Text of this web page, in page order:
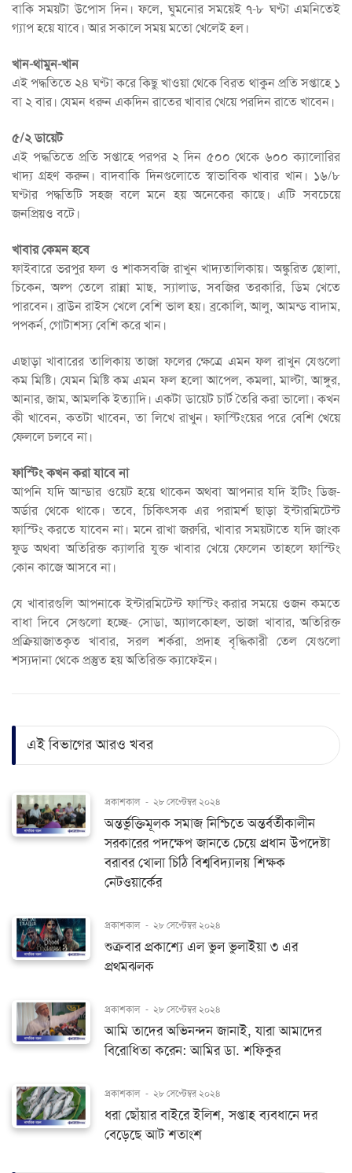
বাকি সময়টা উপোস দিন। ফলে, ঘুমনোর সময়েই ৭-৮ ঘণ্টা এমনিতেই
গ্যাপ হয়ে যাবে। আর সকালে সময় মতো খেলেই হল।
খান-থামুন-খান
এই পদ্ধতিতে ২৪ ঘণ্টা করে কিছু খাওয়া থেকে বিরত থাকুন প্রতি সপ্তাহে ১
বা ২ বার। যেমন ধরুন একদিন রাতের খাবার খেয়ে পরদিন রাতে খাবেন।
৫/২ ডায়েট
এই পদ্ধতিতে প্রতি সপ্তাহে পরপর ২ দিন ৫০০ থেকে ৬০০ ক্যালোরির
খাদ্য গ্রহণ করুন। বাদবাকি দিনগুলোতে স্বাভাবিক খাবার খান। ১৬/৮
ঘণ্টার পদ্ধতিটি সহজ বলে মনে হয় অনেকের কাছে। এটি সবচেয়ে
জনপ্রিয়ও বটে।
খাবার কেমন হবে
ফাইবারে ভরপুর ফল ও শাকসবজি রাখুন খাদ্যতালিকায়। অঙ্কুরিত ছোলা,
চিকেন, অল্প তেলে রান্না মাছ, স্যালাড, সবজির তরকারি, ডিম খেতে
পারবেন। ব্রাউন রাইস খেলে বেশি ভাল হয়। ব্রকোলি, আলু, আমন্ড বাদাম,
পপকর্ন, গোটাশস্য বেশি করে খান।
এছাড়া খাবারের তালিকায় তাজা ফলের ক্ষেত্রে এমন ফল রাখুন যেগুলো
কম মিষ্টি। যেমন মিষ্টি কম এমন ফল হলো আপেল, কমলা, মাল্টা, আঙ্গুর,
আনার, জাম, আমলকি ইত্যাদি। একটা ডায়েট চার্ট তৈরি করা ভালো। কখন
কী খাবেন, কতটা খাবেন, তা লিখে রাখুন। ফাস্টিংয়ের পরে বেশি খেয়ে
ফেললে চলবে না।
ফাস্টিং কখন করা যাবে না
আপনি যদি আন্ডার ওয়েট হয়ে থাকেন অথবা আপনার যদি ইটিং ডিজ-
অর্ডার থেকে থাকে। তবে, চিকিৎসক এর পরামর্শ ছাড়া ইন্টারমিটেন্ট
ফাস্টিং করতে যাবেন না। মনে রাখা জরুরি, খাবার সময়টাতে যদি জাংক
ফুড অথবা অতিরিক্ত ক্যালরি যুক্ত খাবার খেয়ে ফেলেন তাহলে ফাস্টিং
কোন কাজে আসবে না।
যে খাবারগুলি আপনাকে ইন্টারমিটেন্ট ফাস্টিং করার সময়ে ওজন কমতে
বাধা দিবে সেগুলো হচ্ছে- সোডা, অ্যালকোহল, ভাজা খাবার, অতিরিক্ত
প্রক্রিয়াজাতকৃত খাবার, সরল শর্করা, প্রদাহ বৃদ্ধিকারী তেল যেগুলো
শস্যদানা থেকে প্রস্তুত হয় অতিরিক্ত ক্যাফেইন।
এই বিভাগের আরও খবর
প্রকাশকাল - ২৮ সেপ্টেম্বর ২০২৪
অন্তর্ভুক্তিমূলক সমাজ নিশ্চিতে অন্তর্বর্তীকালীন
সরকারের পদক্ষেপ জানতে চেয়ে প্রধান উপদেষ্টা
বরাবর খোলা চিঠি বিশ্ববিদ্যালয় শিক্ষক
নেটওয়ার্কের
প্রকাশকাল - ২৮ সেপ্টেম্বর ২০২৪
শুক্রবার প্রকাশ্যে এল ভুল ভুলাইয়া ৩ এর
প্রথমঝলক
প্রকাশকাল - ২৮ সেপ্টেম্বর ২০২৪
আমি তাদের অভিনন্দন জানাই, যারা আমাদের
বিরোধিতা করেন: আমির ডা. শফিকুর
প্রকাশকাল - ২৮ সেপ্টেম্বর ২০২৪
ধরা ছোঁয়ার বাইরে ইলিশ, সপ্তাহ ব্যবধানে দর
বেড়েছে আট শতাংশ